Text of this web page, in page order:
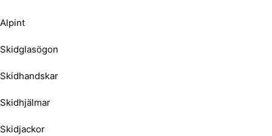
Alpint
Skidglasögon
Skidhandskar
Skidhjälmar
Skidjackor